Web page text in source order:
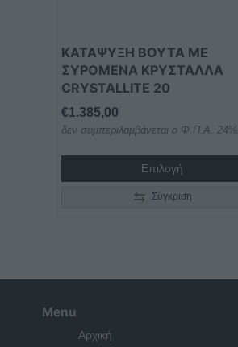
ΚΑΤΑΨΥΞΗ ΒΟΥΤΑ ΜΕ
ΣΥΡΟΜΕΝΑ ΚΡΥΣΤΑΛΛΑ
CRYSTALLITE 20
€1.385,00
δεν συμπεριλαμβάνεται ο Φ.Π.Α. 24%
Επιλογή
Σύγκριση
Menu
Αρχική